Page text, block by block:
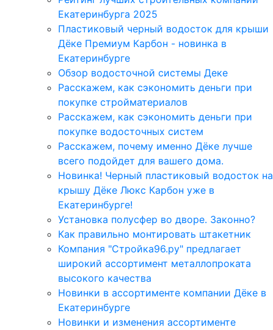
Екатеринбурга 2025
Пластиковый черный водосток для крыши
Дёке Премиум Карбон - новинка в
Екатеринбурге
Обзор водосточной системы Деке
Расскажем, как сэкономить деньги при
покупке стройматериалов
Расскажем, как сэкономить деньги при
покупке водосточных систем
Расскажем, почему именно Дёке лучше
всего подойдет для вашего дома.
Новинка! Черный пластиковый водосток на
крышу Дёке Люкс Карбон уже в
Екатеринбурге!
Установка полусфер во дворе. Законно?
Как правильно монтировать штакетник
Компания "Стройка96.ру" предлагает
широкий ассортимент металлопроката
высокого качества
Новинки в ассортименте компании Дёке в
Екатеринбурге
Новинки и изменения ассортименте